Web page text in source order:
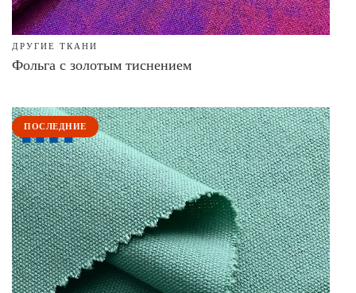
ДРУГИЕ ТКАНИ
Фольга с золотым тиснением
ПОСЛЕДНИЕ